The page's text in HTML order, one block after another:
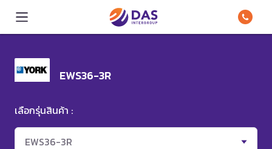
EWS36-3R
เลือกรุ่นสินค้า :
EWS36-3R